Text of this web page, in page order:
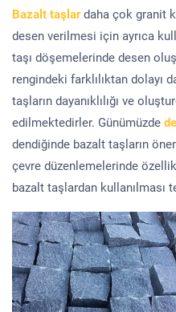
Bazalt taşlardaha çok granit
desen verilmesi için ayrıca
taşı döşemelerinde desen
rengindeki farklılıktan dolayı
taşların dayanıklılığı ve
edilmektedirler. Günümüzde
dendiğinde bazalt taşların
çevre düzenlemelerinde
bazalt taşlardan kullanılması